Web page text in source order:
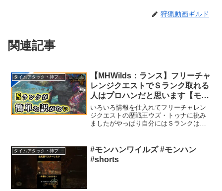
狩猟動画ギルド
関連記事
タイムアタック・神プレイ
【MHWilds：ランス】フリーチャ
レンジクエストでＳランク取れる
人はプロハンだと思います【モン
スターハンターワイルズ：
PS5pro】
いろいろ情報を仕入れてフリーチャレン
ジクエストの歴戦王ウズ・トゥナに挑み
ましたがやっぱり自分にはＳランクは無
簡単ではありませんぞ！■チャプター
00:00 ご挨拶00:3...
タイムアタック・神プレイ
#モンハンワイルズ #モンハン
#shorts